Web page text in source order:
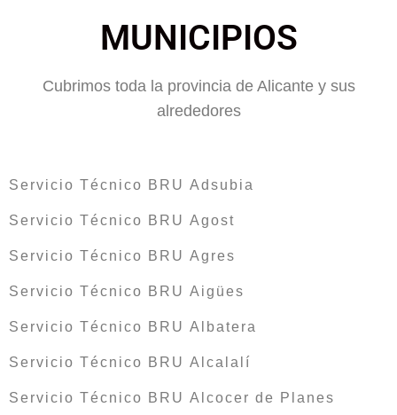
MUNICIPIOS
Cubrimos toda la provincia de Alicante y sus
alrededores
Servicio Técnico BRU Adsubia
Servicio Técnico BRU Agost
Servicio Técnico BRU Agres
Servicio Técnico BRU Aigües
Servicio Técnico BRU Albatera
Servicio Técnico BRU Alcalalí
Servicio Técnico BRU Alcocer de Planes